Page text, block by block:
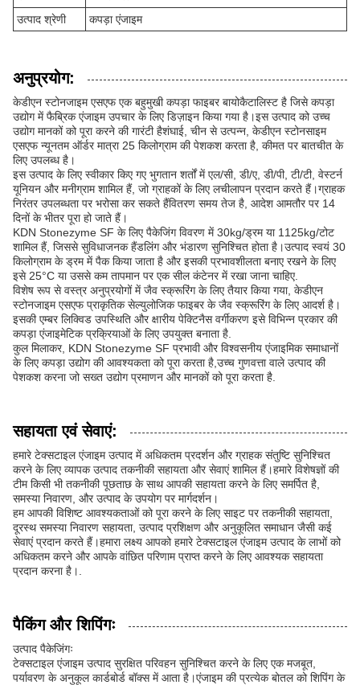
उत्पाद श्रेणी
कपड़ा एंजाइम
अनुप्रयोग:
केडीएन स्टोनजाइम एसएफ एक बहुमुखी कपड़ा फाइबर बायोकैटालिस्ट है जिसे कपड़ा
उद्योग में फैब्रिक एंजाइम उपचार के लिए डिज़ाइन किया गया है।इस उत्पाद को उच्च
उद्योग मानकों को पूरा करने की गारंटी हैशंघाई, चीन से उत्पन्न, केडीएन स्टोनसाइम
एसएफ न्यूनतम ऑर्डर मात्रा 25 किलोग्राम की पेशकश करता है, कीमत पर बातचीत के
लिए उपलब्ध है।
इस उत्पाद के लिए स्वीकार किए गए भुगतान शर्तों में एल/सी, डी/ए, डी/पी, टी/टी, वेस्टर्न
यूनियन और मनीग्राम शामिल हैं, जो ग्राहकों के लिए लचीलापन प्रदान करते हैं।ग्राहक
निरंतर उपलब्धता पर भरोसा कर सकते हैंवितरण समय तेज है, आदेश आमतौर पर 14
दिनों के भीतर पूरा हो जाते हैं।
KDN Stonezyme SF के लिए पैकेजिंग विवरण में 30kg/ड्रम या 1125kg/टोट
शामिल हैं, जिससे सुविधाजनक हैंडलिंग और भंडारण सुनिश्चित होता है।उत्पाद स्वयं 30
किलोग्राम के ड्रम में पैक किया जाता है और इसकी प्रभावशीलता बनाए रखने के लिए
इसे 25°C या उससे कम तापमान पर एक सील कंटेनर में रखा जाना चाहिए.
विशेष रूप से वस्त्र अनुप्रयोगों में जैव स्क्रूरिंग के लिए तैयार किया गया, केडीएन
स्टोनजाइम एसएफ प्राकृतिक सेल्युलोजिक फाइबर के जैव स्क्रूरिंग के लिए आदर्श है।
इसकी एम्बर लिक्विड उपस्थिति और क्षारीय पेक्टिनैस वर्गीकरण इसे विभिन्न प्रकार की
कपड़ा एंजाइमेटिक प्रक्रियाओं के लिए उपयुक्त बनाता है.
कुल मिलाकर, KDN Stonezyme SF प्रभावी और विश्वसनीय एंजाइमिक समाधानों
के लिए कपड़ा उद्योग की आवश्यकता को पूरा करता है,उच्च गुणवत्ता वाले उत्पाद की
पेशकश करना जो सख्त उद्योग प्रमाणन और मानकों को पूरा करता है.
सहायता एवं सेवाएं:
हमारे टेक्सटाइल एंजाइम उत्पाद में अधिकतम प्रदर्शन और ग्राहक संतुष्टि सुनिश्चित
करने के लिए व्यापक उत्पाद तकनीकी सहायता और सेवाएं शामिल हैं।हमारे विशेषज्ञों की
टीम किसी भी तकनीकी पूछताछ के साथ आपकी सहायता करने के लिए समर्पित है,
समस्या निवारण, और उत्पाद के उपयोग पर मार्गदर्शन।
हम आपकी विशिष्ट आवश्यकताओं को पूरा करने के लिए साइट पर तकनीकी सहायता,
दूरस्थ समस्या निवारण सहायता, उत्पाद प्रशिक्षण और अनुकूलित समाधान जैसी कई
सेवाएं प्रदान करते हैं।हमारा लक्ष्य आपको हमारे टेक्सटाइल एंजाइम उत्पाद के लाभों को
अधिकतम करने और आपके वांछित परिणाम प्राप्त करने के लिए आवश्यक सहायता
प्रदान करना है।.
पैकिंग और शिपिंगः
उत्पाद पैकेजिंगः
टेक्सटाइल एंजाइम उत्पाद सुरक्षित परिवहन सुनिश्चित करने के लिए एक मजबूत,
पर्यावरण के अनुकूल कार्डबोर्ड बॉक्स में आता है।एंजाइम की प्रत्येक बोतल को शिपिंग के